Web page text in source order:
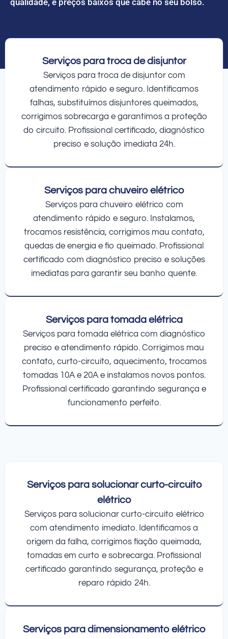
Serviços para troca de disjuntor
Serviços para troca de disjuntor com
atendimento rápido e seguro. Identificamos
falhas, substituímos disjuntores queimados,
corrigimos sobrecarga e garantimos a proteção
do circuito. Profissional certificado, diagnóstico
preciso e solução imediata 24h.
Serviços para chuveiro elétrico
Serviços para chuveiro elétrico com
atendimento rápido e seguro. Instalamos,
trocamos resistência, corrigimos mau contato,
quedas de energia e fio queimado. Profissional
certificado com diagnóstico preciso e soluções
imediatas para garantir seu banho quente.
Serviços para tomada elétrica
Serviços para tomada elétrica com diagnóstico
preciso e atendimento rápido. Corrigimos mau
contato, curto-circuito, aquecimento, trocamos
tomadas 10A e 20A e instalamos novos pontos.
Profissional certificado garantindo segurança e
funcionamento perfeito.
Serviços para solucionar curto-circuito
elétrico
Serviços para solucionar curto-circuito elétrico
com atendimento imediato. Identificamos a
origem da falha, corrigimos fiação queimada,
tomadas em curto e sobrecarga. Profissional
certificado garantindo segurança, proteção e
reparo rápido 24h.
Serviços para dimensionamento elétrico